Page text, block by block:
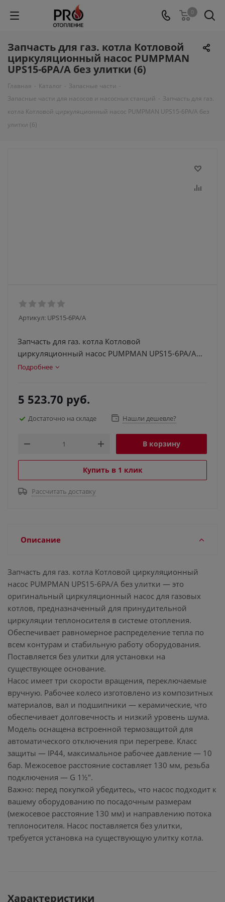
0
Запчасть для газ. котла Котловой
циркуляционный насос PUMPMAN
UPS15-6PA/A без улитки (6)
Главная - Каталог - Запасные части -
Запасные части для насосов и насосных станций - Запчасть для газ.
котла Котловой циркуляционный насос PUMPMAN UPS15-6PA/A без
улитки (6)
Артикул: UPS15-6PA/A
Запчасть для газ. котла Котловой
циркуляционный насос PUMPMAN UPS15-6PA/A
без улитки (6)
Подробнее
5 523.70 руб.
Достаточно на складе Нашли дешевле?
В корзину
Купить в 1 клик
Рассчитать доставку
Описание
Запчасть для газ. котла Котловой циркуляционный
насос PUMPMAN UPS15-6PA/A без улитки — это
оригинальный циркуляционный насос для газовых
котлов, предназначенный для принудительной
циркуляции теплоносителя в системе отопления.
Обеспечивает равномерное распределение тепла по
всем контурам и стабильную работу оборудования.
Поставляется без улитки для установки на
существующее основание.
Насос имеет три скорости вращения, переключаемые
вручную. Рабочее колесо изготовлено из композитных
материалов, вал и подшипники — керамические, что
обеспечивает долговечность и низкий уровень шума.
Модель оснащена встроенной термозащитой для
автоматического отключения при перегреве. Класс
защиты — IP44, максимальное рабочее давление — 10
бар. Межосевое расстояние составляет 130 мм, резьба
подключения — G 1½".
Важно: перед покупкой убедитесь, что насос подходит к
вашему оборудованию по посадочным размерам
(межосевое расстояние 130 мм) и направлению потока
теплоносителя. Насос поставляется без улитки,
требуется установка на существующую улитку котла.
Характеристики